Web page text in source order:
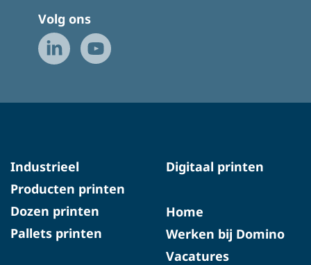
Volg ons
Industrieel
Producten printen
Dozen printen
Pallets printen
Digitaal printen
Home
Werken bij Domino
Vacatures